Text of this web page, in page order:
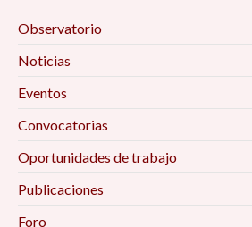
Observatorio
Noticias
Eventos
Convocatorias
Oportunidades de trabajo
Publicaciones
Foro